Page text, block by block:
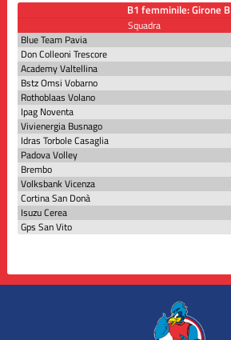
B1 femminile: Girone B
Squadra
Blue Team Pavia
Don Colleoni Trescore
Academy Valtellina
Bstz Omsi Vobarno
Rothoblaas Volano
Ipag Noventa
Vivienergia Busnago
Idras Torbole Casaglia
Padova Volley
Brembo
Volksbank Vicenza
Cortina San Donà
Isuzu Cerea
Gps San Vito